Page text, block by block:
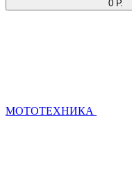
0 Р.
МОТОТЕХНИКА